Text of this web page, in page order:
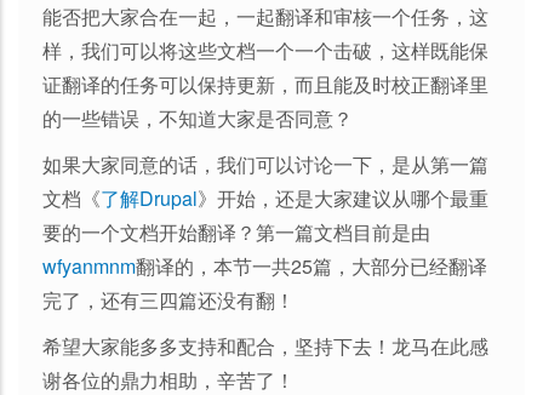
能否把大家合在一起，一起翻译和审核一个任务，这
样，我们可以将这些文档一个一个击破，这样既能保
证翻译的任务可以保持更新，而且能及时校正翻译里
的一些错误，不知道大家是否同意？
如果大家同意的话，我们可以讨论一下，是从第一篇
文档《了解Drupal》开始，还是大家建议从哪个最重
要的一个文档开始翻译？第一篇文档目前是由
wfyanmnm翻译的，本节一共25篇，大部分已经翻译
完了，还有三四篇还没有翻！
希望大家能多多支持和配合，坚持下去！龙马在此感
谢各位的鼎力相助，辛苦了！